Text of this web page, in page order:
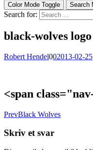
Color Mode Toggle Search
Search for:
black-wolves
Robert Hendel002013-02-25
<span
PrevBlack Wolves
Skriv et svar